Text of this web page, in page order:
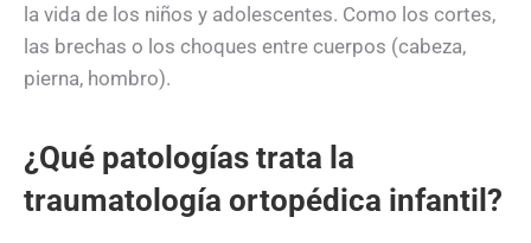
la vida de los niños y adolescentes. Como los cortes,
las brechas o los choques entre cuerpos (cabeza,
pierna, hombro).
¿Qué patologías trata la
traumatología ortopédica infantil?